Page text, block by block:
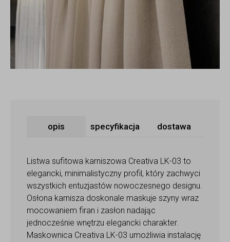
opis specyfikacja dostawa
Listwa sufitowa karniszowa Creativa LK-03 to
elegancki, minimalistyczny profil, który zachwyci
wszystkich entuzjastów nowoczesnego designu.
Osłona karnisza doskonale maskuje szyny wraz
mocowaniem firan i zasłon nadając
jednocześnie wnętrzu elegancki charakter.
Maskownica Creativa LK-03 umożliwia instalację